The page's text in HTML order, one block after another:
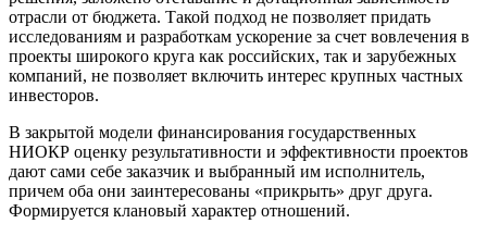
отрасли от бюджета. Такой подход не позволяет придать
исследованиям и разработкам ускорение за счет вовлечения в
проекты широкого круга как российских, так и зарубежных
компаний, не позволяет включить интерес крупных частных
инвесторов.
В закрытой модели финансирования государственных
НИОКР оценку результативности и эффективности проектов
дают сами себе заказчик и выбранный им исполнитель,
причем оба они заинтересованы «прикрыть» друг друга.
Формируется клановый характер отношений.